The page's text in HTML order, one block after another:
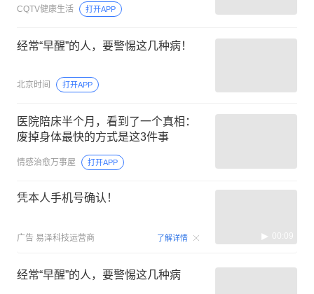
CQTV健康生活 打开APP
经常“早醒”的人，要警惕这几种病！
北京时间 打开APP
医院陪床半个月，看到了一个真相：
废掉身体最快的方式是这3件事
情感治愈万事屋 打开APP
凭本人手机号确认！
广告 易泽科技运营商 了解详情 00:09
经常“早醒”的人，要警惕这几种病